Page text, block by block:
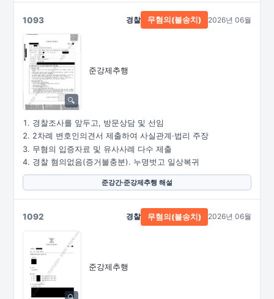
1093
준강제추행
경찰 무혐의(불송치) 2026년 06월
경찰조사를 앞두고, 방문상담 및 선임
2차례 변호인의견서 제출하여 사실관계·법리 주장
무혐의 입증자료 및 유사사례 다수 제출
경찰 혐의없음(증거불충분). 누명벗고 일상복귀
준강간·준강제추행 해설
1092
준강제추행
경찰 무혐의(불송치) 2026년 06월